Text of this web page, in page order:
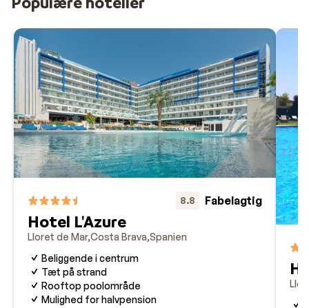
8.8 Fabelagtig
Hotel L'Azure
Lloret de Mar Costa Brava Spanien
Beliggende i centrum
Tæt på strand
Rooftop poolområde
Mulighed for halvpension